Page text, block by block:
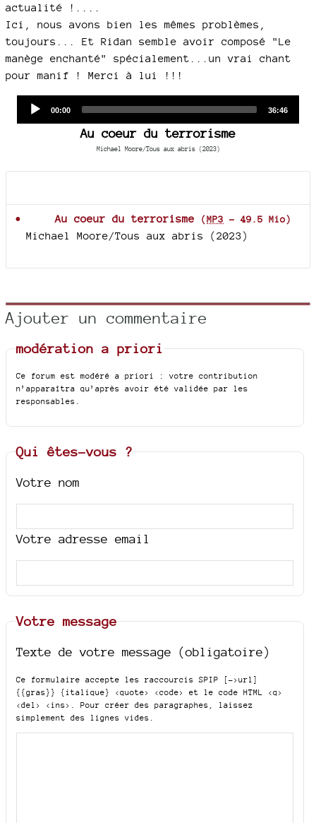
actualité !....
Ici, nous avons bien les mêmes problèmes,
toujours... Et Ridan semble avoir composé "Le
manège enchanté" spécialement...un vrai chant
pour manif ! Merci à lui !!!
Current
00:00
Total
36:46
Au coeur du terrorisme
Michael Moore/Tous aux abris (2023)
Au coeur du terrorisme (MP3 - 49.5 Mio)
Michael Moore/Tous aux abris (2023)
Ajouter un commentaire
modération a priori
Ce forum est modéré a priori : votre contribution
n’apparaîtra qu’après avoir été validée par les
responsables.
Qui êtes-vous ?
Votre nom
Votre adresse email
Votre message
Texte de votre message (obligatoire)
Ce formulaire accepte les raccourcis SPIP
[->url]
{{gras}} {italique} <quote> <code>
et le code HTML <q>
<del> <ins>
. Pour créer des paragraphes, laissez
simplement des lignes vides.